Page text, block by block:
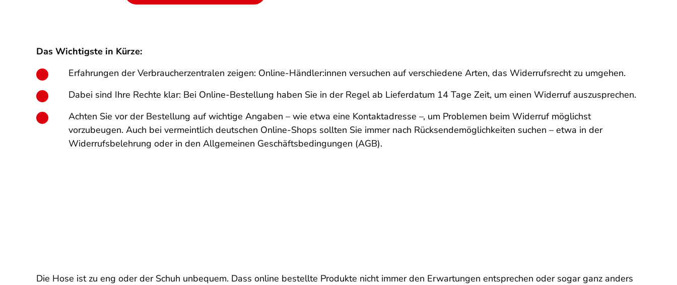
Das Wichtigste in Kürze:
Erfahrungen der Verbraucherzentralen zeigen: Online-Händler:innen versuchen auf verschiedene Arten, das Widerrufsrecht zu umgehen.
Dabei sind Ihre Rechte klar: Bei Online-Bestellung haben Sie in der Regel ab Lieferdatum 14 Tage Zeit, um einen Widerruf auszusprechen.
Achten Sie vor der Bestellung auf wichtige Angaben – wie etwa eine Kontaktadresse –, um Problemen beim Widerruf möglichst
vorzubeugen. Auch bei vermeintlich deutschen Online-Shops sollten Sie immer nach Rücksendemöglichkeiten suchen – etwa in der
Widerrufsbelehrung oder in den Allgemeinen Geschäftsbedingungen (AGB).
Die Hose ist zu eng oder der Schuh unbequem. Dass online bestellte Produkte nicht immer den Erwartungen entsprechen oder sogar ganz anders